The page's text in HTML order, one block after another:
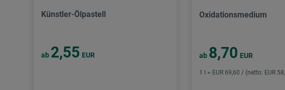
Künstler-Ölpastell
ab 2,55 EUR
Oxidationsmedium
ab 8,70 EUR
1 l = EUR 69,60 / (netto: EUR